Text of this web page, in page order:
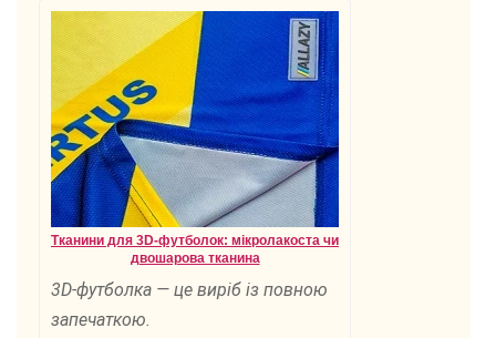
Тканини для 3D-футболок: мікролакоста чи
двошарова тканина
3D-футболка — це виріб із повною
запечаткою.